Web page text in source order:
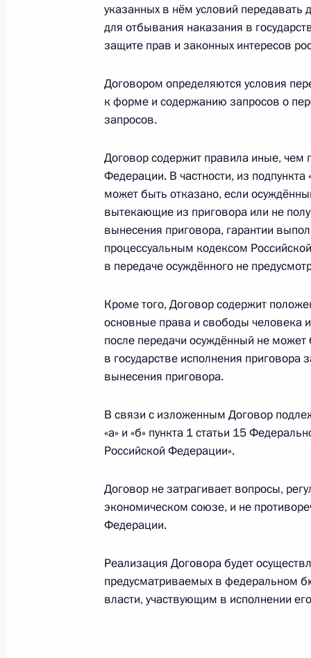
Музей-заповедник «Херсонес
7 декабря 2015 года, 18:00
Константин Котенко назначен
начальником Главного
4 декабря 2015 года, пятница
Президент внёс в Госдуму
и Аргентиной о передаче лиц,
4 декабря 2015 года, 18:10
4 декабря 2015 года, 13:30
28 ноября 2015 года, суббота
Указ о мерах по обеспечению
специальных экономических мер
28 ноября 2015 года, 20:15
указанных в нём условий передавать
для отбывания наказания в
защите прав и законных интересов
Договором определяются условия
к форме и содержанию запросов о
запросов.
Договор содержит правила иные, чем
Федерации. В частности, из подпункта
может быть отказано, если
вытекающие из приговора или не
вынесения приговора, гарантии
процессуальным кодексом
в передаче осуждённого не
Кроме того, Договор содержит
основные права и свободы человека
после передачи осуждённый не может
в государстве исполнения
вынесения приговора.
В связи с изложенным Договор
«а» и «б» пункта 1 статьи 15
Российской Федерации».
Договор не затрагивает вопросы,
экономическом союзе, и не
Федерации.
Реализация Договора будет
предусматриваемых в федеральном
власти, участвующим в исполнении